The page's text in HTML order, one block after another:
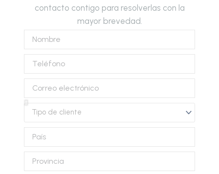
contacto contigo para resolverlas con la
mayor brevedad.
electrónico
Tipo
cliente